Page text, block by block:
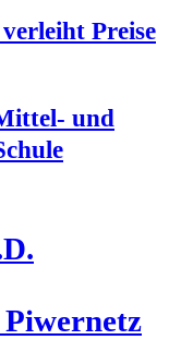
Prei­se
und